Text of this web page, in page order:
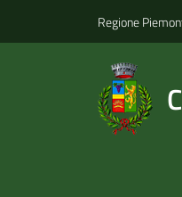
Regione